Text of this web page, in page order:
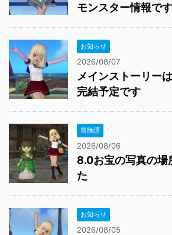
モンスター情報です
お知らせ
2026/08/07
メインストーリー
完結予定です
冒険譚
2026/08/06
8.0お宝の写真の場
た
お知らせ
2026/08/05